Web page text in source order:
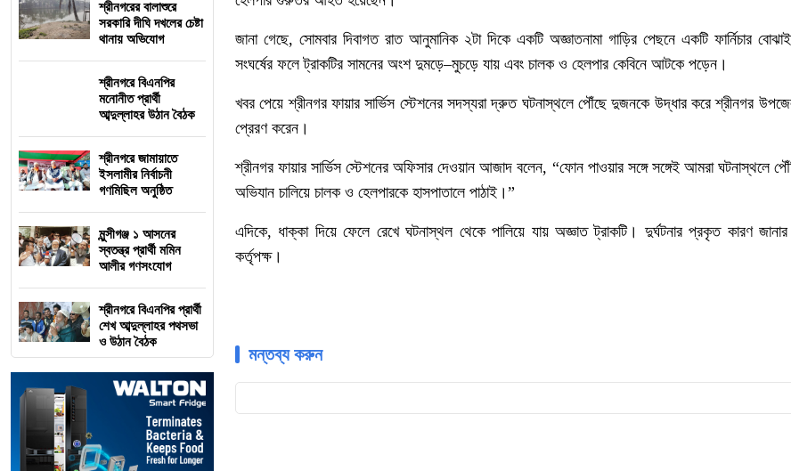
শ্রীনগরের বালাশুরে
সরকারি দীঘি দখলের চেষ্টা
থানায় অভিযোগ
শ্রীনগরে বিএনপির
মনোনীত প্রার্থী
আব্দুল্লাহর উঠান বৈঠক
শ্রীনগরে জামায়াতে
ইসলামীর নির্বাচনী
গণমিছিল অনুষ্ঠিত
মুন্সীগঞ্জ ১ আসনের
স্বতন্ত্র প্রার্থী মমিন
আলীর গণসংযোগ
শ্রীনগরে বিএনপির প্রার্থী
শেখ আব্দুল্লাহর পথসভা
ও উঠান বৈঠক
জানা গেছে, সোমবার দিবাগত রাত আনুমানিক ২টা দিকে একটি অজ্ঞাতনামা গাড়ির পেছনে একটি ফার্নিচার বোঝাই
সংঘর্ষের ফলে ট্রাকটির সামনের অংশ দুমড়ে–মুচড়ে যায় এবং চালক ও হেলপার কেবিনে আটকে পড়েন।
খবর পেয়ে শ্রীনগর ফায়ার সার্ভিস স্টেশনের সদস্যরা দ্রুত ঘটনাস্থলে পৌঁছে দুজনকে উদ্ধার করে শ্রীনগর
প্রেরণ করেন।
শ্রীনগর ফায়ার সার্ভিস স্টেশনের অফিসার দেওয়ান আজাদ বলেন, “ফোন পাওয়ার সঙ্গে সঙ্গেই আমরা ঘটনাস্থলে
অভিযান চালিয়ে চালক ও হেলপারকে হাসপাতালে পাঠাই। ”
এদিকে, ধাক্কা দিয়ে ফেলে রেখে ঘটনাস্থল থেকে পালিয়ে যায় অজ্ঞাত ট্রাকটি। দুর্ঘটনার প্রকৃত কারণ জানার
কর্তৃপক্ষ।
মন্তব্য করুন